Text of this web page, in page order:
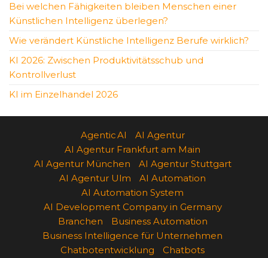
Bei welchen Fähigkeiten bleiben Menschen einer
Künstlichen Intelligenz überlegen?
Wie verändert Künstliche Intelligenz Berufe wirklich?
KI 2026: Zwischen Produktivitätsschub und
Kontrollverlust
KI im Einzelhandel 2026
Agentic AI
AI Agentur
AI Agentur Frankfurt am Main
AI Agentur München
AI Agentur Stuttgart
AI Agentur Ulm
AI Automation
AI Automation System
AI Development Company in Germany
Branchen
Business Automation
Business Intelligence für Unternehmen
Chatbotentwicklung
Chatbots